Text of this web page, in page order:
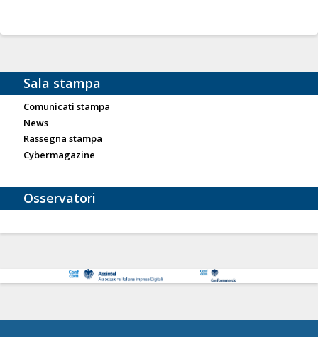
Sala stampa
Comunicati stampa
News
Rassegna stampa
Cybermagazine
Osservatori